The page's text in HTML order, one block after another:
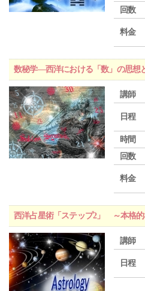
回数
料金
数秘学―西洋における「数」の思想
講師
日程
時間
回数
料金
西洋占星術「ステップ2」 ～本格
講師
日程